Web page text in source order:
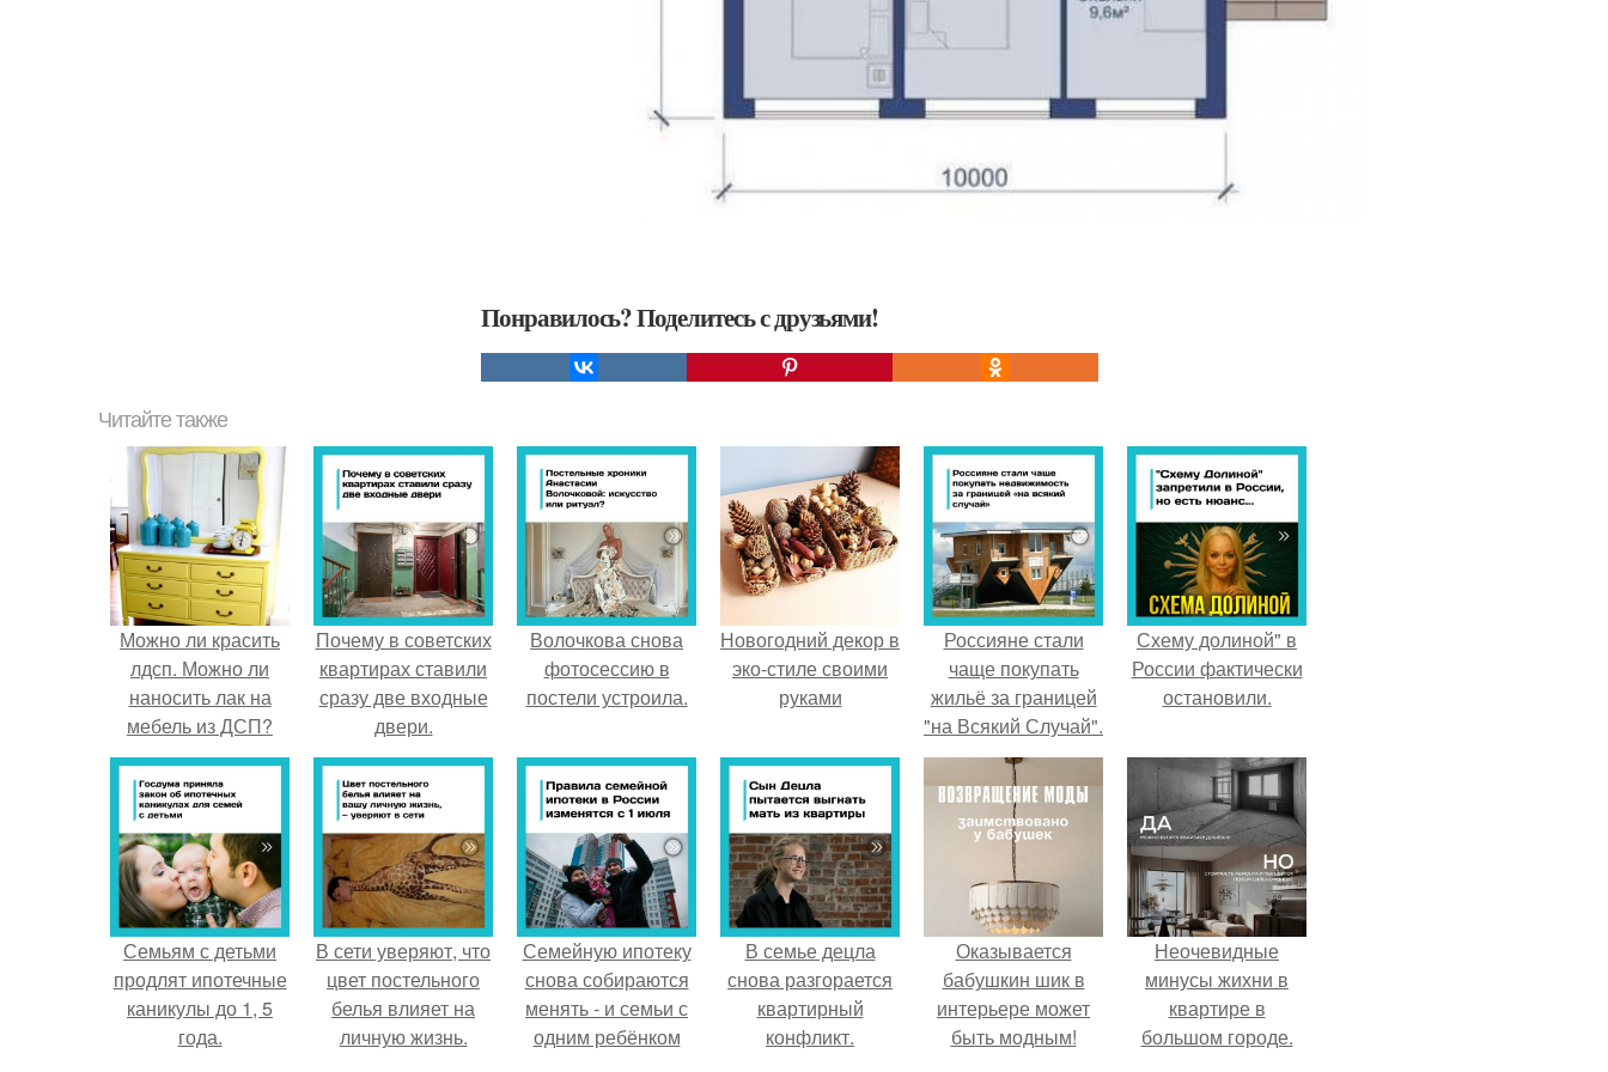
Понравилось? Поделитесь с друзьями!
Читайте также
Можно ли красить
лдсп. Можно ли
наносить лак на
мебель из ДСП?
Почему в советских
квартирах ставили
сразу две входные
двери.
Волочкова снова
фотосессию в
постели устроила.
Новогодний декор в
эко-стиле своими
руками
Россияне стали
чаще покупать
жильё за границей
"на Всякий Случай".
Схему долиной" в
России фактически
остановили.
Семьям с детьми
продлят ипотечные
каникулы до 1, 5
года.
В сети уверяют, что
цвет постельного
белья влияет на
личную жизнь.
Семейную ипотеку
снова собираются
менять - и семьи с
одним ребёнком
В семье децла
снова разгорается
квартирный
конфликт.
Оказывается
бабушкин шик в
интерьере может
быть модным!
Неочевидные
минусы жихни в
квартире в
большом городе.